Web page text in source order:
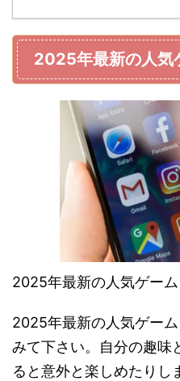
2025年最新の人気
2025年最新の人気ゲーム
2025年最新の人気ゲー
みて下さい。自分の趣味
ると意外と楽しめたりし